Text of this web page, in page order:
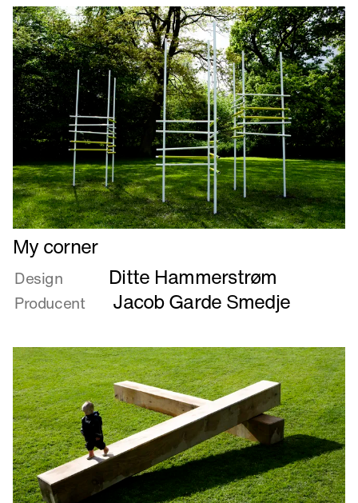
Læs
mere
om
My
corner
My corner
Design Ditte Hammerstrøm
Producent Jacob Garde Smedje